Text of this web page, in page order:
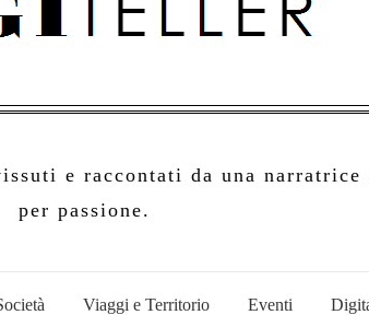
e raccontati da una narratrice
per passione.
Viaggi e Territorio Eventi